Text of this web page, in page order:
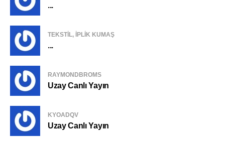
...
TEKSTIL, IPLIK KUMAŞ
...
RAYMONDBROMS
Uzay Canlı Yayın
KYOADQV
Uzay Canlı Yayın